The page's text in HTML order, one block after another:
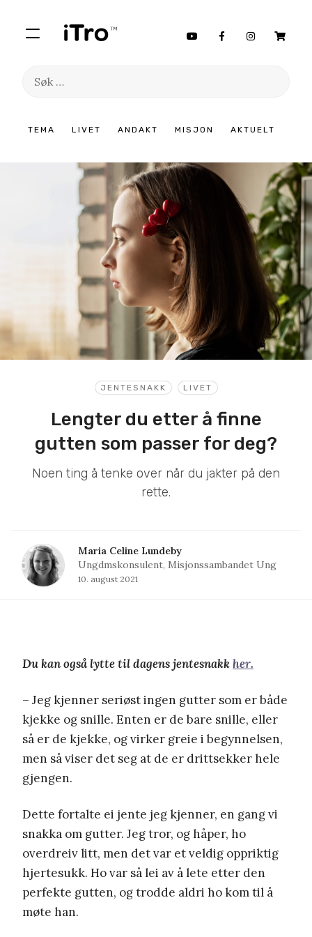
TEMA LIVET ANDAKT MISJON AKTUELT
Søk
JENTESNAKK LIVET
Lengter du etter å finne
gutten som passer for deg?
Noen ting å tenke over når du jakter på den
rette.
Maria Celine Lundeby
Ungdmskonsulent, Misjonssambandet Ung
10. august 2021
Du kan også lytte til dagens jentesnakkher.
– Jeg kjenner seriøst ingen gutter som er både
kjekke og snille. Enten er de bare snille, eller
så er de kjekke, og virker greie i begynnelsen,
men så viser det seg at de er drittsekker hele
gjengen.
Dette fortalte ei jente jeg kjenner, en gang vi
snakka om gutter. Jeg tror, og håper, ho
overdreiv litt, men det var et veldig oppriktig
hjertesukk. Ho var så lei av å lete etter den
perfekte gutten, og trodde aldri ho kom til å
møte han.